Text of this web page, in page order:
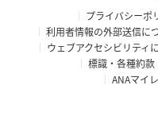
プライバシーポ
利用者情報の外部送信に
ウェブアクセシビリティ
標識・各種約
ANAマイ